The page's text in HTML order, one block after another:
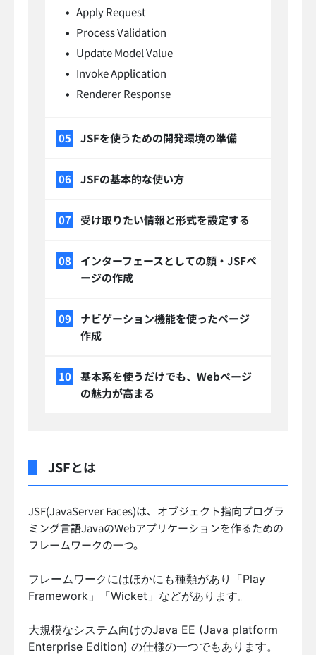
Apply Request
Process Validation
Update Model Value
Invoke Application
Renderer Response
JSFを使うための開発環境の準備
JSFの基本的な使い方
受け取りたい情報と形式を設定する
インターフェースとしての顔・JSFペ
ージの作成
ナビゲーション機能を使ったページ
作成
基本系を使うだけでも、Webページ
の魅力が高まる
JSFとは
JSF(JavaServer Faces)は、オブジェクト指向プログラ
ミング言語JavaのWebアプリケーションを作るための
フレームワークの一つ。
フレームワークにはほかにも種類があり「Play
Framework」「Wicket」などがあります。
大規模なシステム向けのJava EE (Java platform
Enterprise Edition) の仕様の一つでもあります。